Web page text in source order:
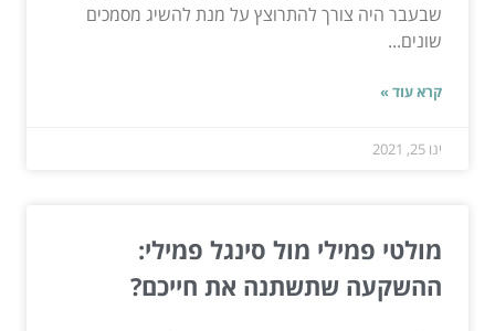
שבעבר היה צורך להתרוצץ על מנת להשיג מסמכים
שונים...
קרא עוד »
ינו 25, 2021
מולטי פמילי מול סינגל פמילי:
ההשקעה שתשתנה את חייכם?